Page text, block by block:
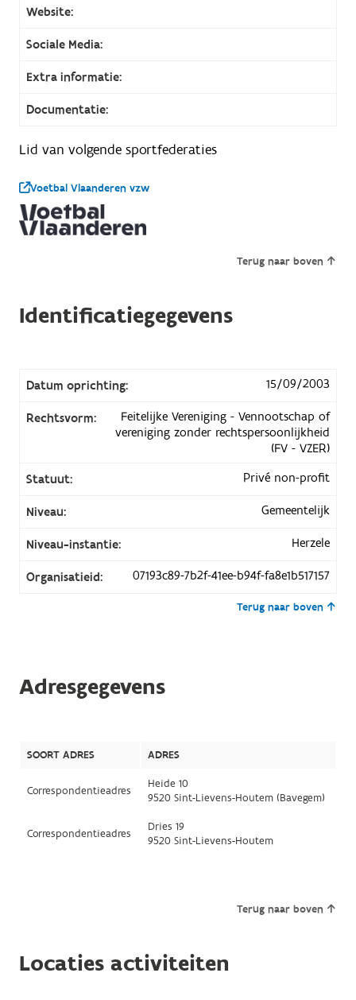
Website:
Sociale Media:
Extra informatie:
Documentatie:
Lid van volgende sportfederaties
Voetbal Vlaanderen vzw
Terug naar boven
Identificatiegegevens
Datum oprichting: 15/09/2003
Rechtsvorm:
Feitelijke Vereniging - Vennootschap of
vereniging zonder rechtspersoonlijkheid
(FV - VZER)
Statuut:
Privé non-profit
Niveau: Gemeentelijk
Niveau-instantie: Herzele
Organisatieid: 07193c89-7b2f-41ee-b94f-fa8e1b517157
Terug naar boven
Adresgegevens
SOORT ADRES ADRES
Correspondentieadres
Heide 10
9520 Sint-Lievens-Houtem (Bavegem)
Correspondentieadres
Dries 19
9520 Sint-Lievens-Houtem
Terug naar boven
Locaties activiteiten